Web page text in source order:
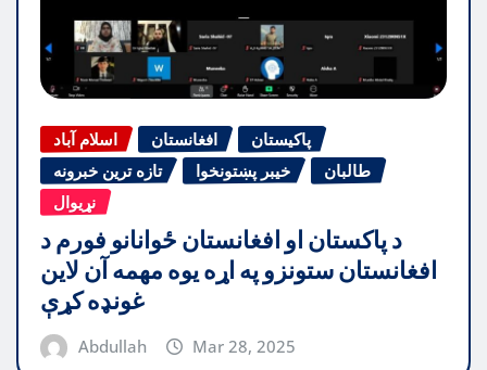
اسلام آباد افغانستان
پاکیستان
تازه ترین خبرونه
خیبر پښتونخوا
طالبان
نړیوال
د پاکستان او افغانستان ځوانانو فورم د
افغانستان ستونزو په اړه یوه مهمه آن لاین
غونډه کړې
Abdullah Mar 28, 2025